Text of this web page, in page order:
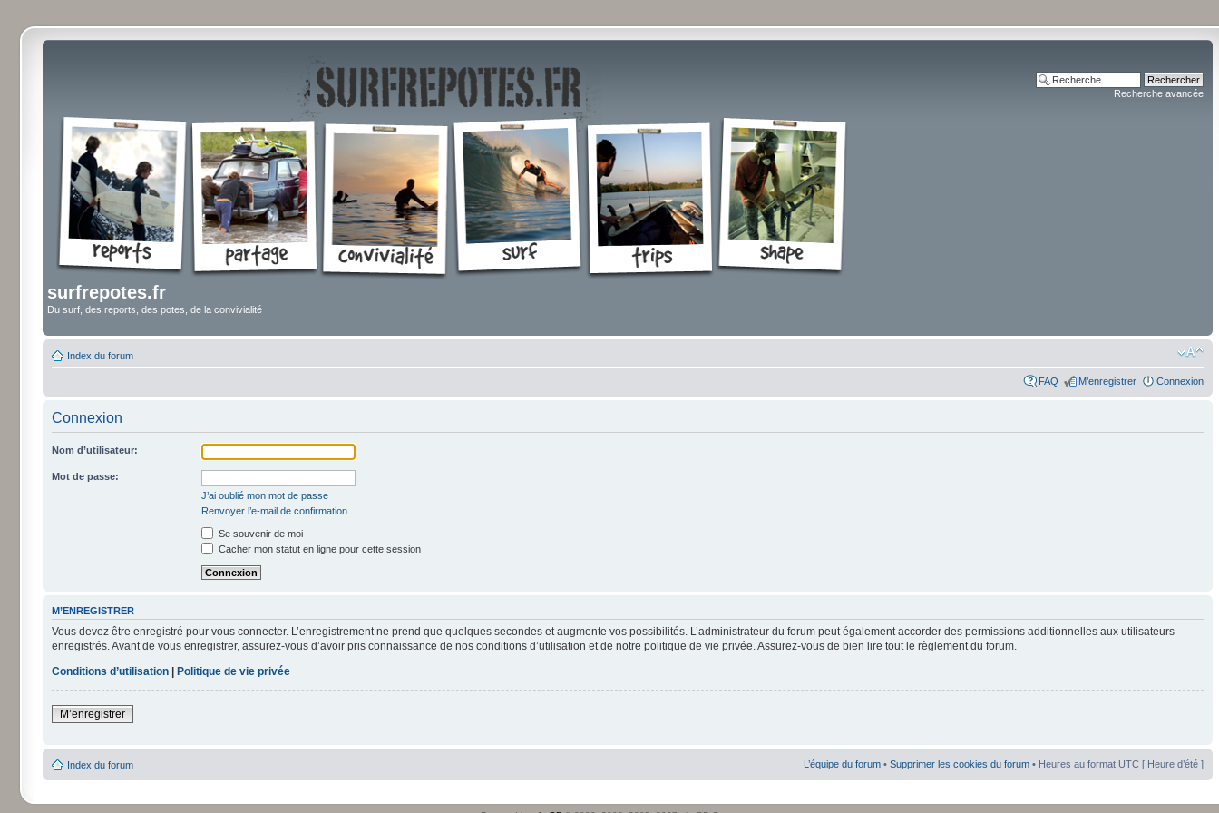
surfrepotes.fr
Du surf, des reports, des potes, de la convivialité
Recherche avancée
Index du forum
FAQ M’enregistrer Connexion
Connexion
Nom d’utilisateur:
Mot de passe:
J’ai oublié mon mot de passe
Renvoyer l’e-mail de confirmation
Se souvenir de moi
Cacher mon statut en ligne pour cette session
M’ENREGISTRER
Vous devez être enregistré pour vous connecter. L’enregistrement ne prend que quelques secondes et augmente vos possibilités. L’administrateur du forum peut également accorder des permissions additionnelles aux utilisateurs
enregistrés. Avant de vous enregistrer, assurez-vous d’avoir pris connaissance de nos conditions d’utilisation et de notre politique de vie privée. Assurez-vous de bien lire tout le règlement du forum.
Conditions d’utilisation
Politique de vie privée
M’enregistrer
Index du forum L’équipe du forum • Supprimer les cookies du forum • Heures au format UTC [ Heure d’été ]